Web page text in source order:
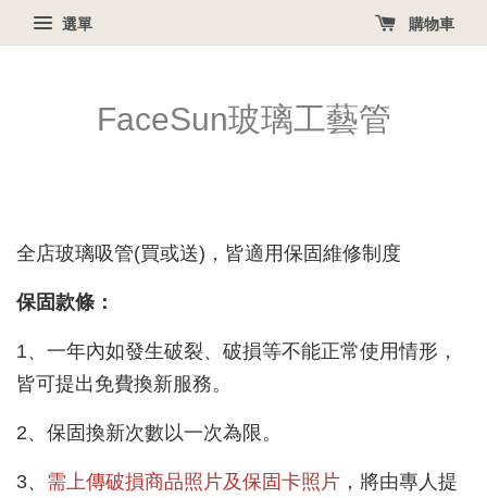
選單 購物車
FaceSun玻璃工藝管
全店玻璃吸管(買或送)，皆適用保固維修制度
保固款條：
1、一年內如發生破裂、破損等不能正常使用情形，
皆可提出免費換新服務。
2、保固換新次數以一次為限。
3、 需上傳破損商品照片及保固卡照片 ，將由專人提